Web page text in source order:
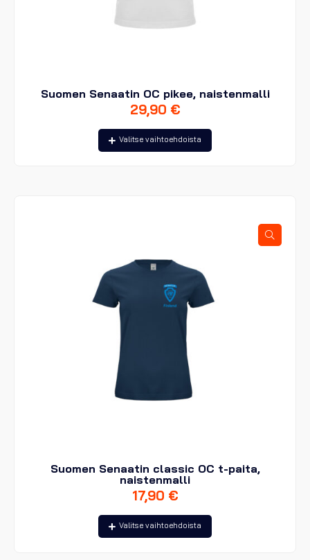
Suomen Senaatin OC pikee, naistenmalli
29,90 €
Valitse vaihtoehdoista
Tällä
tuotteella
Suomen Senaatin classic OC t-paita,
naistenmalli
17,90 €
Valitse vaihtoehdoista
Tällä
tuotteella